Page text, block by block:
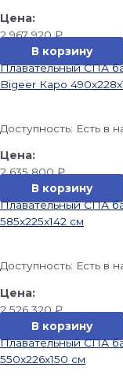
2 967 920₽
В корзину
Плавательный СПА
Bigeer Каро
Доступность: Есть в
2 635 800₽
В корзину
Плавательный СПА
585x225x142 см
Доступность: Есть в
2 526 320₽
В корзину
Плавательный СПА
550x226x150 см